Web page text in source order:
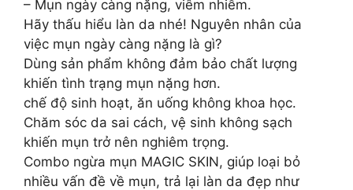
– Mụn ngày càng nặng, viêm nhiễm.
Hãy thấu hiểu làn da nhé! Nguyên nhân của
việc mụn ngày càng nặng là gì?
Dùng sản phẩm không đảm bảo chất lượng
khiến tình trạng mụn nặng hơn.
chế độ sinh hoạt, ăn uống không khoa học.
Chăm sóc da sai cách, vệ sinh không sạch
khiến mụn trở nên nghiêm trọng.
Combo ngừa mụn MAGIC SKIN, giúp loại bỏ
nhiều vấn đề về mụn, trả lại làn da đẹp như